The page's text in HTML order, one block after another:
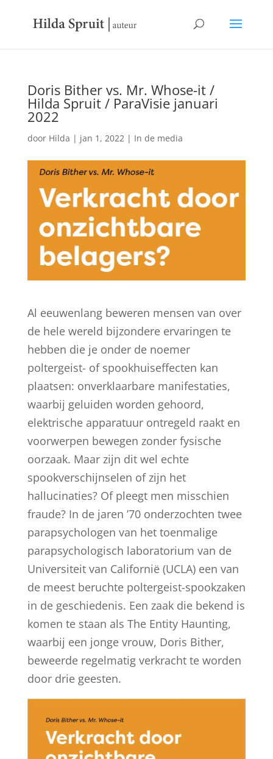
Doris Bither vs. Mr. Whose-it /
Hilda Spruit / ParaVisie januari
2022
door Hilda | jan 1, 2022| In de media
Al eeuwenlang beweren mensen van over
de hele wereld bijzondere ervaringen te
hebben die je onder de noemer
poltergeist- of spookhuiseffecten kan
plaatsen: onverklaarbare manifestaties,
waarbij geluiden worden gehoord,
elektrische apparatuur ontregeld raakt en
voorwerpen bewegen zonder fysische
oorzaak. Maar zijn dit wel echte
spookverschijnselen of zijn het
hallucinaties? Of pleegt men misschien
fraude? In de jaren ’70 onderzochten twee
parapsychologen van het toenmalige
parapsychologisch laboratorium van de
Universiteit van Californië (UCLA) een van
de meest beruchte poltergeist-spookzaken
in de geschiedenis. Een zaak die bekend is
komen te staan als The Entity Haunting,
waarbij een jonge vrouw, Doris Bither,
beweerde regelmatig verkracht te worden
door drie geesten.